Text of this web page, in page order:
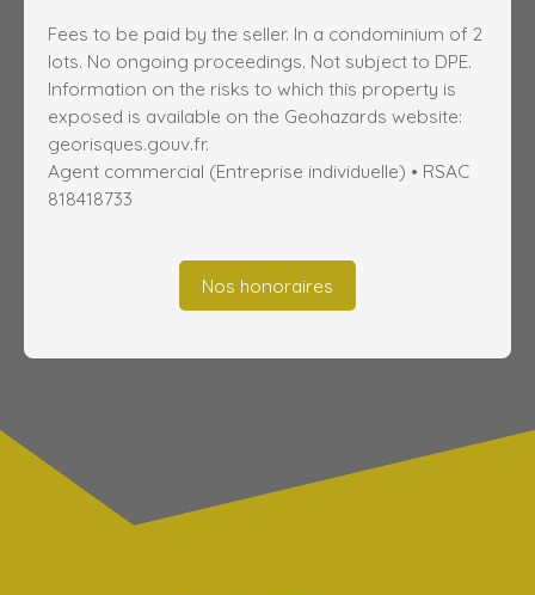
Fees to be paid by the seller. In a condominium of 2
lots. No ongoing proceedings. Not subject to DPE.
Information on the risks to which this property is
exposed is available on the Geohazards website:
georisques.gouv.fr.
Agent commercial (Entreprise individuelle) • RSAC
818418733
Nos honoraires